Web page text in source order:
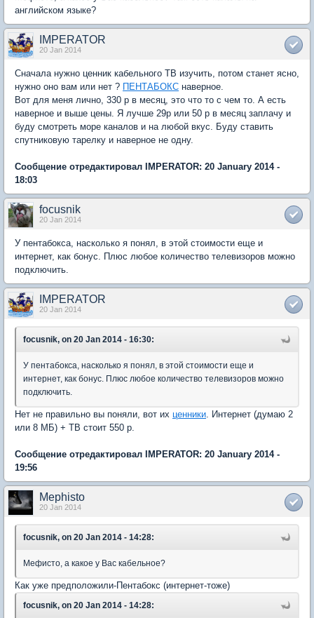
английском языке?
IMPERATOR
20 Jan 2014
Сначала нужно ценник кабельного ТВ изучить, потом станет ясно,
нужно оно вам или нет ? ПЕНТАБОКС наверное.
Вот для меня лично, 330 р в месяц, это что то с чем то. А есть
наверное и выше цены. Я лучше 29р или 50 р в месяц заплачу и
буду смотреть море каналов и на любой вкус. Буду ставить
спутниковую тарелку и наверное не одну.
Сообщение отредактировал IMPERATOR: 20 January 2014 -
18:03
focusnik
20 Jan 2014
У пентабокса, насколько я понял, в этой стоимости еще и
интернет, как бонус. Плюс любое количество телевизоров можно
подключить.
IMPERATOR
20 Jan 2014
focusnik, on 20 Jan 2014 - 16:30:
У пентабокса, насколько я понял, в этой стоимости еще и
интернет, как бонус. Плюс любое количество телевизоров можно
подключить.
Нет не правильно вы поняли, вот их ценники . Интернет (думаю 2
или 8 МБ) + ТВ стоит 550 р.
Сообщение отредактировал IMPERATOR: 20 January 2014 -
19:56
Mephisto
20 Jan 2014
focusnik, on 20 Jan 2014 - 14:28:
Мефисто, а какое у Вас кабельное?
Как уже предположили-Пентабокс (интернет-тоже)
focusnik, on 20 Jan 2014 - 14:28: